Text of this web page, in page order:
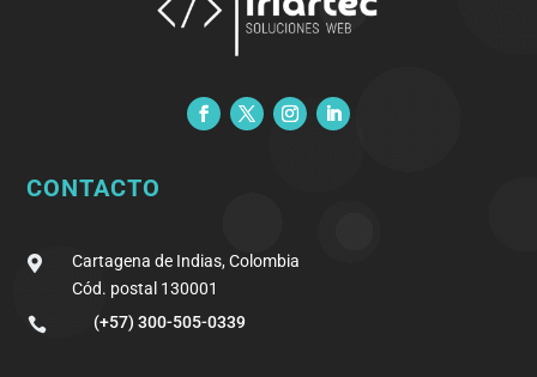
CONTACTO

Cartagena de Indias, Colombia
Cód. postal 130001

(+57) 300-505-0339